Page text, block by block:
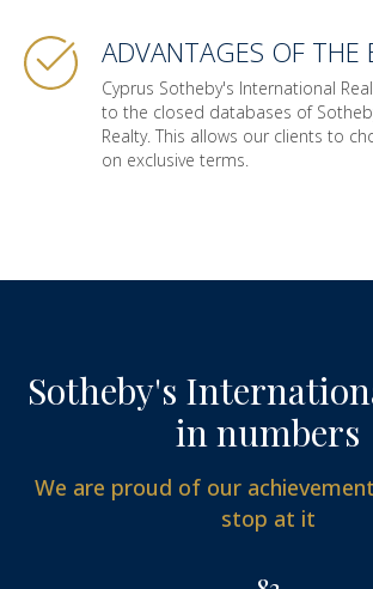
ADVANTAGES OF THE
Cyprus Sotheby's International
to the closed databases of
Realty. This allows our clients to
on exclusive terms.
Sotheby's
in numbers
We are proud of our
stop at it